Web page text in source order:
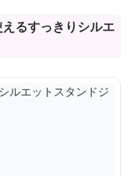
るすっきりシルエ